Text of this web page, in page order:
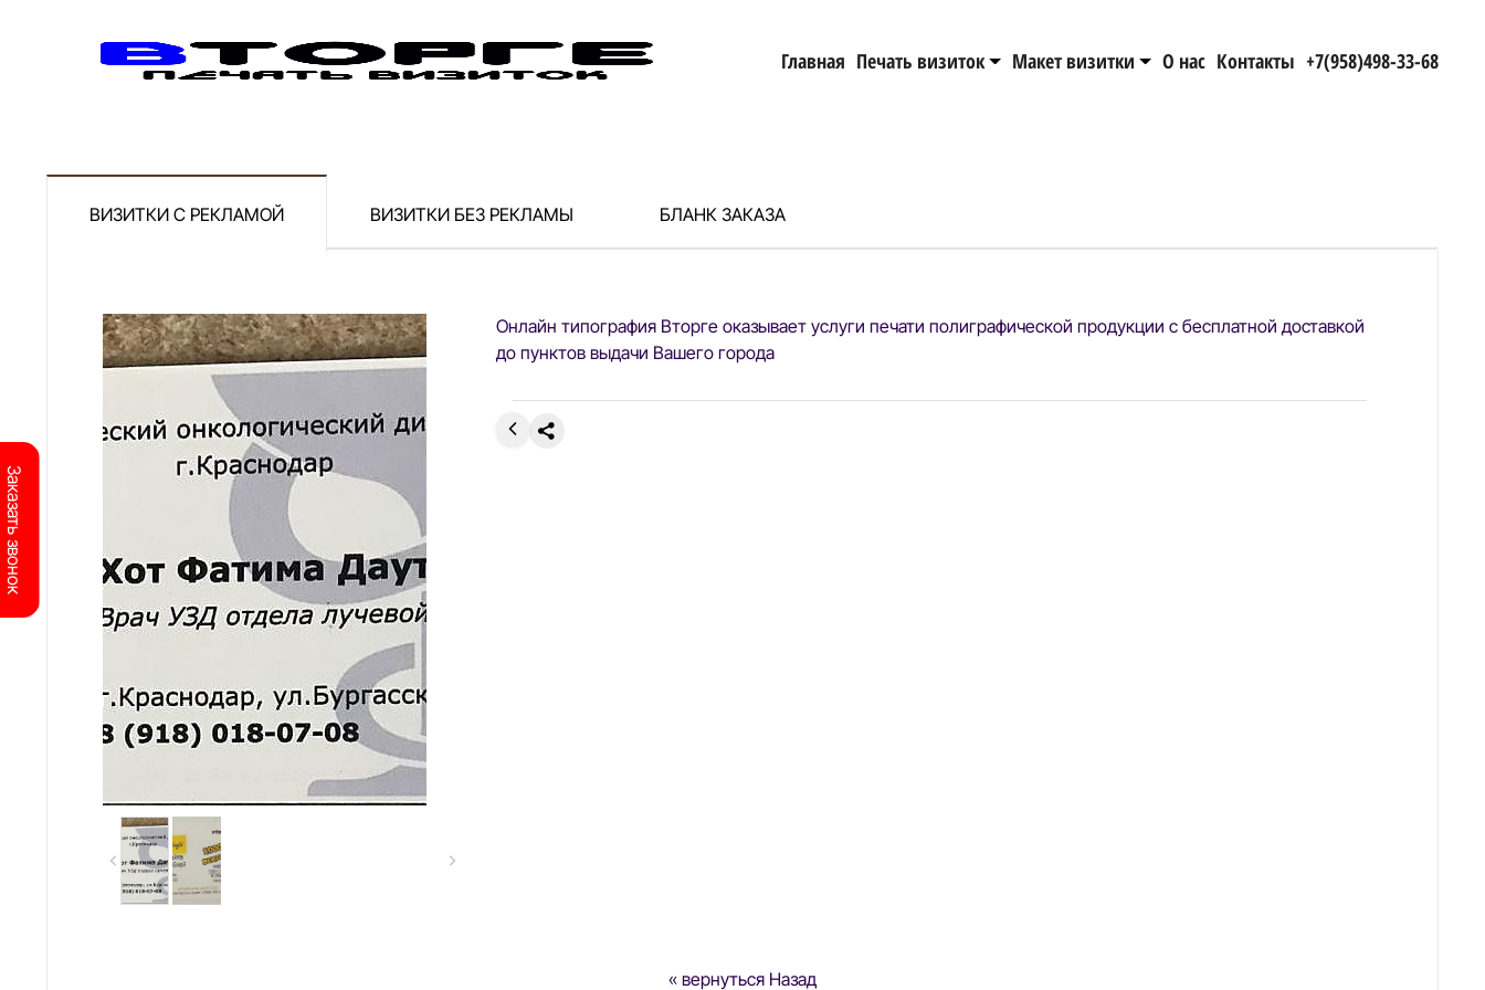
Главная Печать визиток Макет визитки О нас Контакты +7(958)498-33-68
Заказать звонок
ВИЗИТКИ С РЕКЛАМОЙ ВИЗИТКИ БЕЗ РЕКЛАМЫ БЛАНК ЗАКАЗА
Онлайн типография Вторге оказывает услуги печати полиграфической продукции с бесплатной доставкой
до пунктов выдачи Вашего города
« вернуться Назад